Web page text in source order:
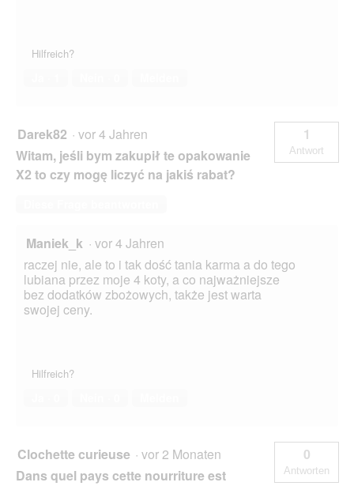
Hilfreich?
Darek82 · vor 4 Jahren
Witam, jeśli bym zakupił te opakowanie
X2 to czy mogę liczyć na jakiś rabat?
1
Antwort
Maniek_k · vor 4 Jahren
raczej nie, ale to i tak dość tania karma a do tego
lubiana przez moje 4 koty, a co najważniejsze
bez dodatków zbożowych, także jest warta
swojej ceny.
Hilfreich?
Clochette curieuse · vor 2 Monaten
Dans quel pays cette nourriture est
0
Antworten